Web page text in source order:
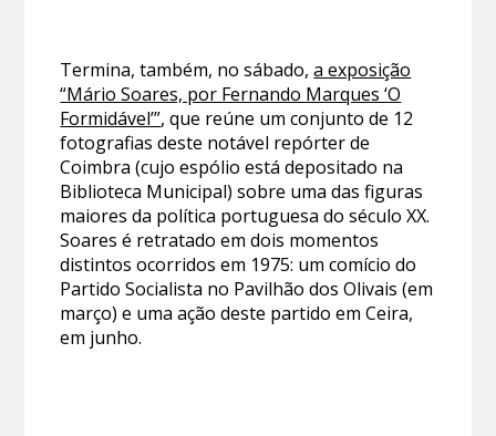
Termina, também, no sábado,a exposição
“Mário Soares, por Fernando Marques ‘O
Formidável’”, que reúne um conjunto de 12
fotografias deste notável repórter de
Coimbra (cujo espólio está depositado na
Biblioteca Municipal) sobre uma das figuras
maiores da política portuguesa do século XX.
Soares é retratado em dois momentos
distintos ocorridos em 1975: um comício do
Partido Socialista no Pavilhão dos Olivais (em
março) e uma ação deste partido em Ceira,
em junho.